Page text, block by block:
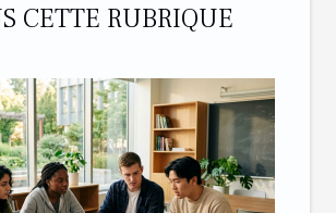
CETTE RUBRIQUE